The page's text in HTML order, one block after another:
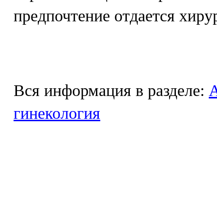
предпочтение отдается
Вся информация в разделе:
гинекология